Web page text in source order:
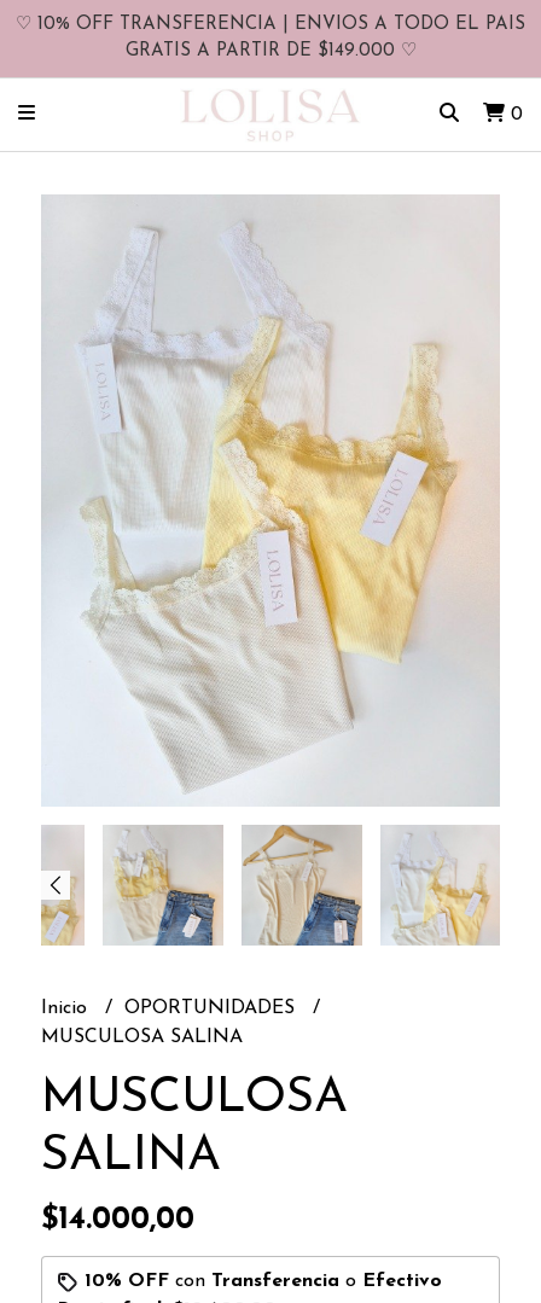
♡ 10% OFF TRANSFERENCIA | ENVIOS A TODO EL PAIS
GRATIS A PARTIR DE $149.000 ♡
0
Inicio
OPORTUNIDADES
MUSCULOSA SALINA
MUSCULOSA
SALINA
$14.000,00
10% OFFcon Transferencia o Efectivo